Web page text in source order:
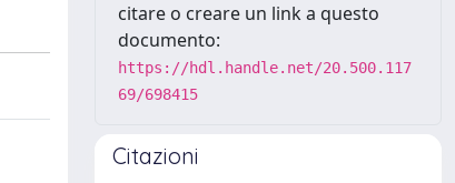
citare o creare un link a questo
documento:
https://hdl.handle.net/20.500.117
69/698415
Citazioni